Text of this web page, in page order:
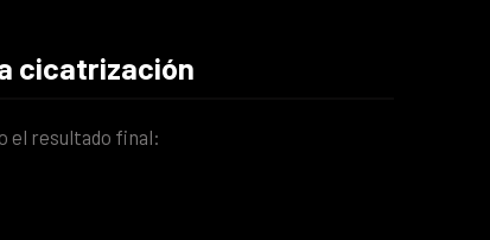
cicatrización
el resultado final: